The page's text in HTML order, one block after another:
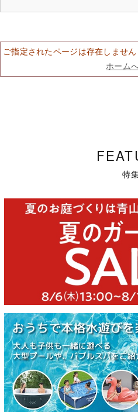
ご指定されたページは存在しません
ホーム
特